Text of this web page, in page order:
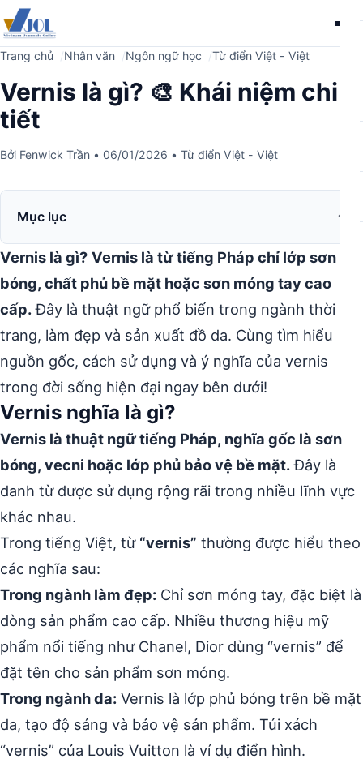
Trang chủ Nhân văn Ngôn ngữ học Từ điển Việt - Việt
Vernis là gì? 🎨 Khái niệm chi
tiết
Bởi Fenwick Trần • 06/01/2026 • Từ điển Việt - Việt
Mục lục
Vernis là gì? Vernis là từ tiếng Pháp chỉ lớp sơn
bóng, chất phủ bề mặt hoặc sơn móng tay cao
cấp.Đây là thuật ngữ phổ biến trong ngành thời
trang, làm đẹp và sản xuất đồ da. Cùng tìm hiểu
nguồn gốc, cách sử dụng và ý nghĩa của vernis
trong đời sống hiện đại ngay bên dưới!
Vernis nghĩa là gì?
Vernis là thuật ngữ tiếng Pháp, nghĩa gốc là sơn
bóng, vecni hoặc lớp phủ bảo vệ bề mặt.Đây là
danh từ được sử dụng rộng rãi trong nhiều lĩnh vực
khác nhau.
Trong tiếng Việt, từ “vernis” thường được hiểu theo
các nghĩa sau:
Trong ngành làm đẹp: Chỉ sơn móng tay, đặc biệt là
dòng sản phẩm cao cấp. Nhiều thương hiệu mỹ
phẩm nổi tiếng như Chanel, Dior dùng “vernis” để
đặt tên cho sản phẩm sơn móng.
Trong ngành da: Vernis là lớp phủ bóng trên bề mặt
da, tạo độ sáng và bảo vệ sản phẩm. Túi xách
“vernis” của Louis Vuitton là ví dụ điển hình.